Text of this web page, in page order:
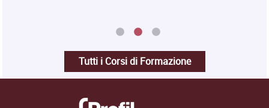
Tutti i Corsi di Formazione